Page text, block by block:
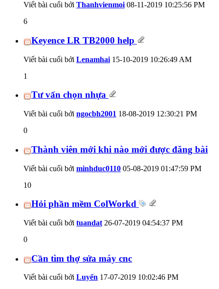
Viết bài cuối bởi Thanhvienmoi 08-11-2019 10:25:56 PM
6
Keyence LR TB2000 help
Viết bài cuối bởi Lenamhai 15-10-2019 10:26:49 AM
1
Tư vấn chọn nhựa
Viết bài cuối bởi ngocbh2001 18-08-2019 12:30:21 PM
0
Thành viên mới khi nào mới được đăng bài
Viết bài cuối bởi minhduc0110 05-08-2019 01:47:59 PM
10
Hỏi phần mềm ColWorkd
Viết bài cuối bởi tuandat 26-07-2019 04:54:37 PM
0
Cần tìm thợ sửa máy cnc
Viết bài cuối bởi Luyến 17-07-2019 10:02:46 PM